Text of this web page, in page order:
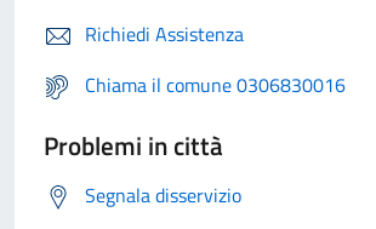
Richiedi Assistenza
Chiama il comune 0306830016
Problemi in città
Segnala disservizio